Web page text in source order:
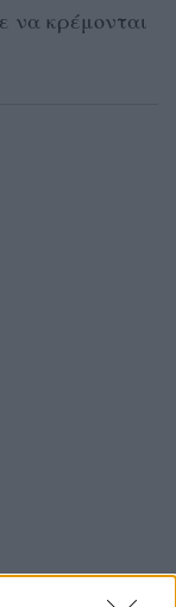
να κρέμονται